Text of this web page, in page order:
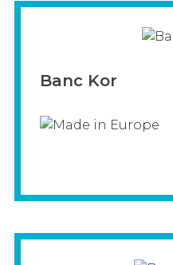
Banc Kor